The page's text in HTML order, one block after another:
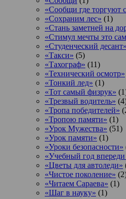
«Сообщи где торгуют
«Сохраним лес» (1)
«Стань заметней на
«Стимул мечты это
«Студенческий десант»
«Такси» (5)
«Тахограф» (11)
«Технический осмотр»
«Тонкий лед» (1)
«Тот самый физрук»
«Трезвый водитель»
«Тропа победителей»
«Тропою памяти» (1)
«Урок Мужества» (51)
«Урок памяти» (1)
«Уроки безопасности»
«Учебный год
«Цветы для автоледи»
«Чистое поколение»
«Читаем Сараева» (1)
«Шаг в науку» (1)